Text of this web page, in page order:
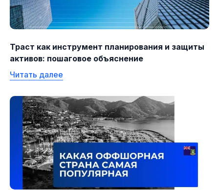
Траст как инструмент планирования и защиты
активов: пошаговое объяснение
Читать далее